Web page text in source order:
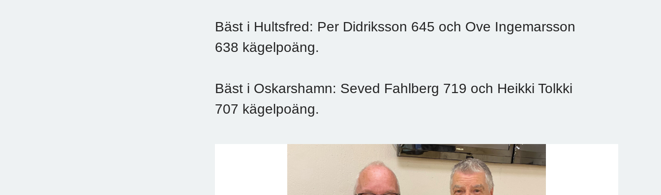
Bäst i Hultsfred: Per Didriksson 645 och Ove Ingemarsson
638 kägelpoäng.
Bäst i Oskarshamn: Seved Fahlberg 719 och Heikki Tolkki
707 kägelpoäng.